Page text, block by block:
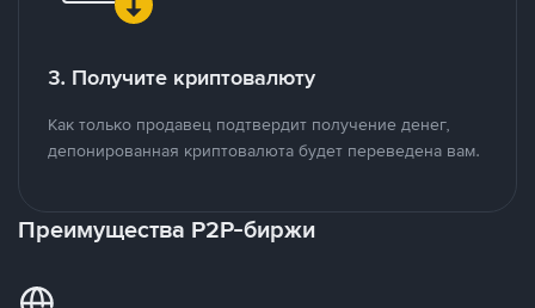
3. Получите криптовалюту
Как только продавец подтвердит получение денег,
депонированная криптовалюта будет переведена вам.
Преимущества P2P-биржи